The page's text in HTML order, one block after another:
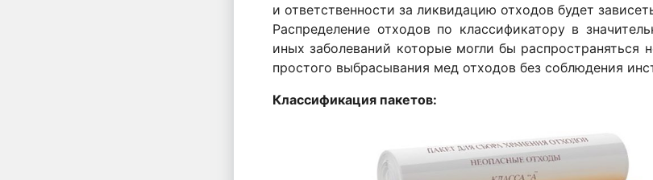
и ответственности за ликвидацию отходов будет
Распределение отходов по классификатору в
иных заболеваний которые могли бы распространяться
простого выбрасывания мед отходов без соблюдения
Классификация пакетов: